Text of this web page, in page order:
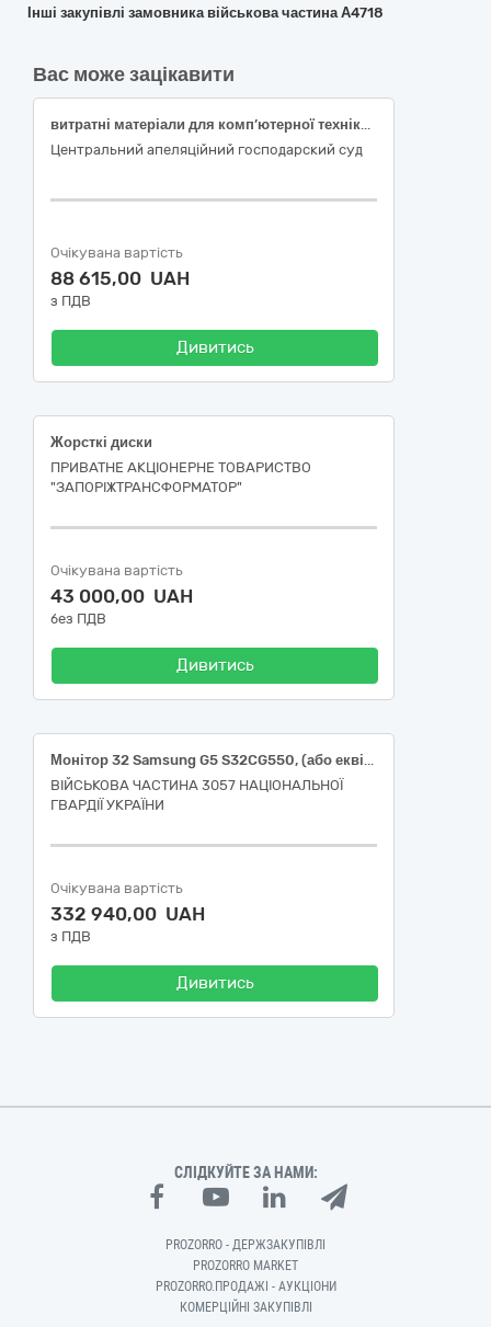
Інші закупівлі замовника військова частина А4718
Вас може зацікавити
витратні матеріали для комп’ютерної техніки та організаційна техніка (принтери).
Центральний апеляційний господарский суд
Очікувана вартість
88 615,00 UAH
з ПДВ
Дивитись
Жорсткі диски
ПРИВАТНЕ АКЦІОНЕРНЕ ТОВАРИСТВО
"ЗАПОРІЖТРАНСФОРМАТОР"
Очікувана вартість
43 000,00 UAH
без ПДВ
Дивитись
Монітор 32 Samsung G5 S32CG550, (або еквівалент), Жорсткий диск HDD 8 ТБ WD85PURZ, (або еквівалент), Жорсткий диск Western Digital Purple 4TB 5400rpm 256 MB WD43PURZ 3.5 SATAIII Western Digital, (або еквівалент)
ВІЙСЬКОВА ЧАСТИНА 3057 НАЦІОНАЛЬНОЇ
ГВАРДІЇ УКРАЇНИ
Очікувана вартість
332 940,00 UAH
з ПДВ
Дивитись
СЛІДКУЙТЕ ЗА НАМИ:
PROZORRO - ДЕРЖЗАКУПІВЛІ
PROZORRO MARKET
PROZORRO.ПРОДАЖІ - АУКЦІОНИ
КОМЕРЦІЙНІ ЗАКУПІВЛІ